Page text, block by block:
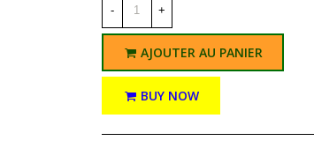
- +
AJOUTER AU PANIER
BUY NOW